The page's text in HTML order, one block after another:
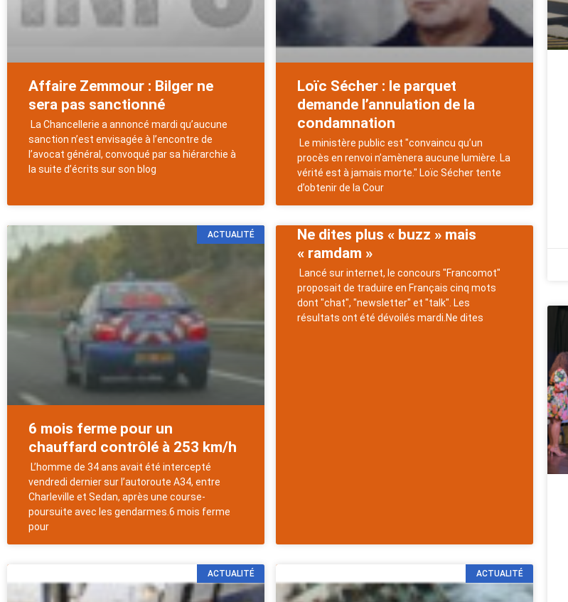
Affaire Zemmour : Bilger ne
sera pas sanctionné
La Chancellerie a annoncé mardi qu’aucune
sanction n’est envisagée à l’encontre de
l’avocat général, convoqué par sa hiérarchie à
la suite d’écrits sur son blog
Loïc Sécher : le parquet
demande l’annulation de la
condamnation
Le ministère public est "convaincu qu’un
procès en renvoi n’amènera aucune lumière. La
vérité est à jamais morte." Loïc Sécher tente
d’obtenir de la Cour
ACTUALITÉ
6 mois ferme pour un
chauffard contrôlé à 253 km/h
L’homme de 34 ans avait été intercepté
vendredi dernier sur l’autoroute A34, entre
Charleville et Sedan, après une course-
poursuite avec les gendarmes.6 mois ferme
pour
Ne dites plus « buzz » mais
« ramdam »
Lancé sur internet, le concours "Francomot"
proposait de traduire en Français cinq mots
dont "chat", "newsletter" et "talk". Les
résultats ont été dévoilés mardi.Ne dites
ACTUALITÉ ACTUALITÉ